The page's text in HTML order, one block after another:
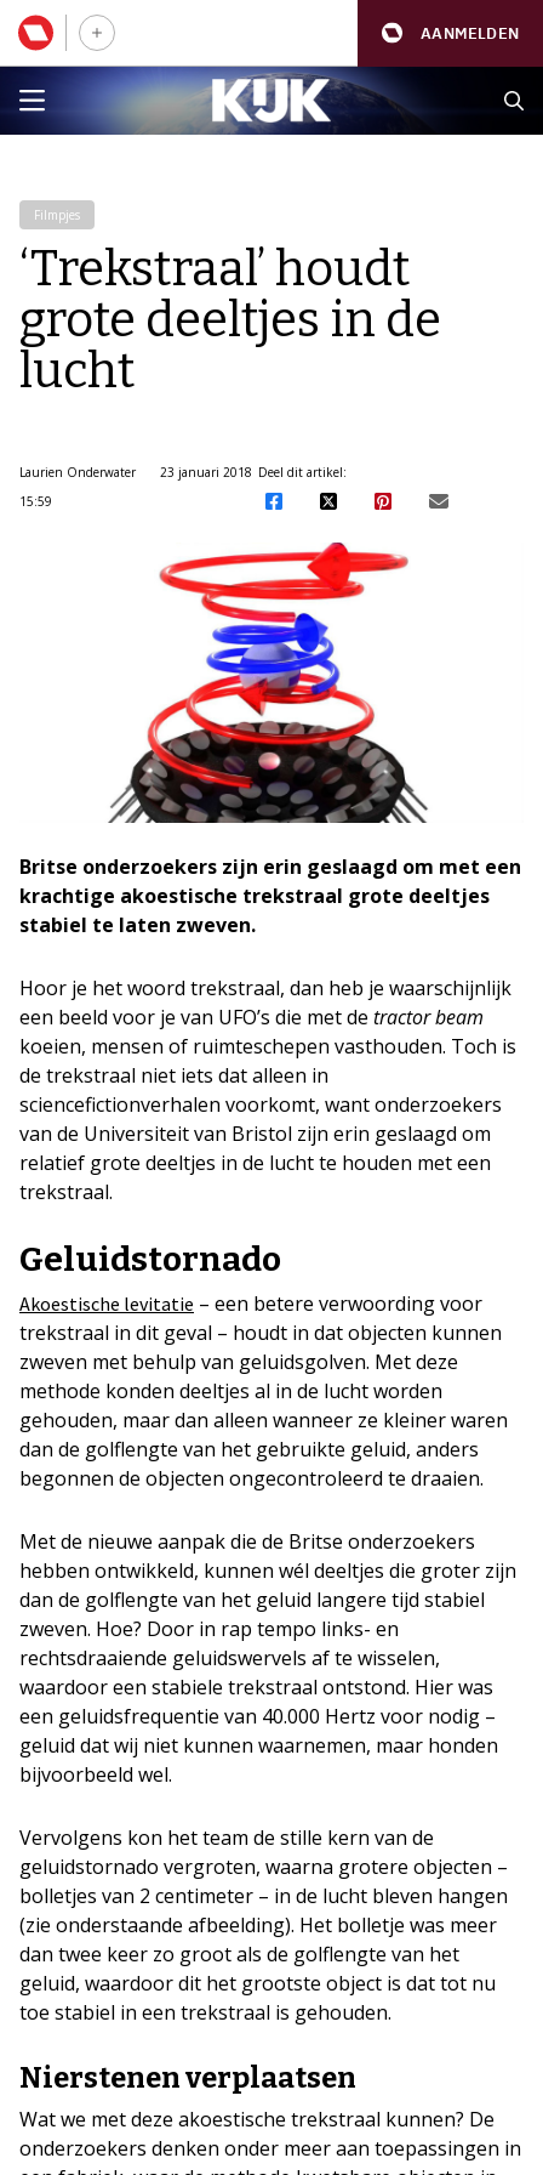
AANMELDEN
Filmpjes
‘Trekstraal’ houdt
grote deeltjes in de
lucht
Laurien Onderwater
23 januari 2018
15:59
Deel dit artikel:
Britse onderzoekers zijn erin geslaagd om met een
krachtige akoestische trekstraal grote deeltjes
stabiel te laten zweven.
Hoor je het woord trekstraal, dan heb je waarschijnlijk
een beeld voor je van UFO’s die met de tractor beam
koeien, mensen of ruimteschepen vasthouden. Toch is
de trekstraal niet iets dat alleen in
sciencefictionverhalen voorkomt, want onderzoekers
van de Universiteit van Bristol zijn erin geslaagd om
relatief grote deeltjes in de lucht te houden met een
trekstraal.
Geluidstornado
Akoestische levitatie – een betere verwoording voor
trekstraal in dit geval – houdt in dat objecten kunnen
zweven met behulp van geluidsgolven. Met deze
methode konden deeltjes al in de lucht worden
gehouden, maar dan alleen wanneer ze kleiner waren
dan de golflengte van het gebruikte geluid, anders
begonnen de objecten ongecontroleerd te draaien.
Met de nieuwe aanpak die de Britse onderzoekers
hebben ontwikkeld, kunnen wél deeltjes die groter zijn
dan de golflengte van het geluid langere tijd stabiel
zweven. Hoe? Door in rap tempo links- en
rechtsdraaiende geluidswervels af te wisselen,
waardoor een stabiele trekstraal ontstond. Hier was
een geluidsfrequentie van 40.000 Hertz voor nodig –
geluid dat wij niet kunnen waarnemen, maar honden
bijvoorbeeld wel.
Vervolgens kon het team de stille kern van de
geluidstornado vergroten, waarna grotere objecten –
bolletjes van 2 centimeter – in de lucht bleven hangen
(zie onderstaande afbeelding). Het bolletje was meer
dan twee keer zo groot als de golflengte van het
geluid, waardoor dit het grootste object is dat tot nu
toe stabiel in een trekstraal is gehouden.
Nierstenen verplaatsen
Wat we met deze akoestische trekstraal kunnen? De
onderzoekers denken onder meer aan toepassingen in